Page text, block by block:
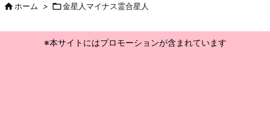

ホーム > 金星人マイナス霊合星人
※本サイトにはプロモーションが含まれています